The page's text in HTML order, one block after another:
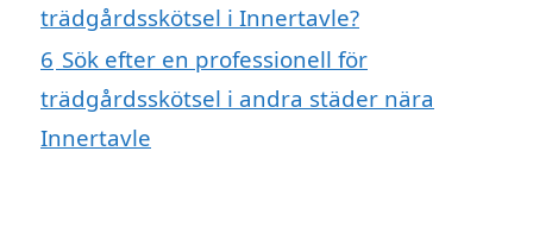
trädgårdsskötsel i Innertavle?
6 Sök efter en professionell för
trädgårdsskötsel i andra städer nära
Innertavle